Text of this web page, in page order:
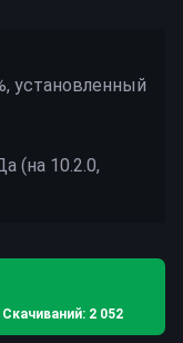
установленный
(на 10.2.0,
Скачиваний: 2 052